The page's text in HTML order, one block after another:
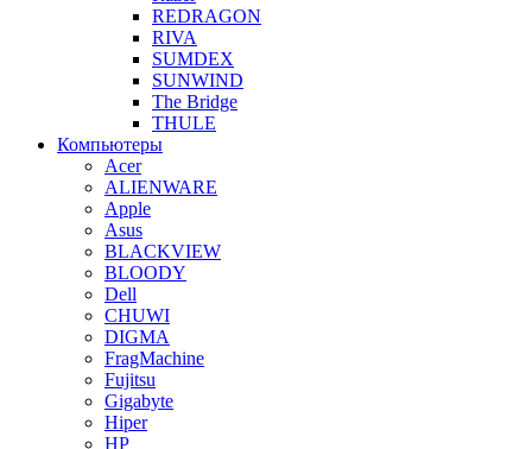
REDRAGON
RIVA
SUMDEX
SUNWIND
The Bridge
THULE
Компьютеры
Acer
ALIENWARE
Apple
Asus
BLACKVIEW
BLOODY
Dell
CHUWI
DIGMA
FragMachine
Fujitsu
Gigabyte
Hiper
HP